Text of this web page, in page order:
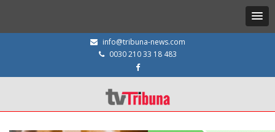
info@tribuna-news.com
0030 210 33 18 483